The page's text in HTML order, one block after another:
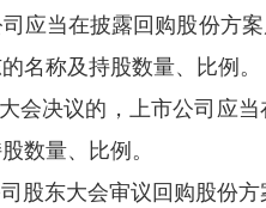
当在披露回购股份方案
名称及持股数量、比例。
决议的，上市公司应当
数量、比例。
股东大会审议回购股份